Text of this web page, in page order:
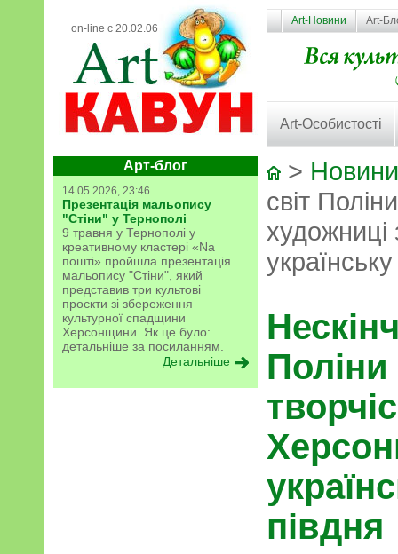
on-line с 20.02.06
Art-Новини Art-
Art-Особистості
Арт-блог
14.05.2026, 23:46
Презентація мальопису
"Стіни" у Тернополі
9 травня у Тернополі у
креативному кластері «Na
пошті» пройшла презентація
мальопису "Стіни", який
представив три культові
проєкти зі збереження
культурної спадщини
Херсонщини. Як це було:
детальніше за посиланням.
Детальніше
>
світ
півдня